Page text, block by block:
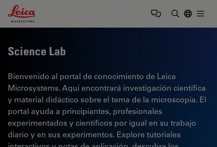
Leica Microsystems Logo
Science Lab
Bienvenido al portal de conocimiento de Leica
Microsystems. Aquí encontrará investigación científica
y material didáctico sobre el tema de la microscopía. El
portal ayuda a principiantes, profesionales
experimentados y científicos por igual en su trabajo
diario y en sus experimentos. Explore tutoriales